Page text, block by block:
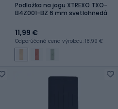
Podložka na jogu XTREXO TXO-
B4Z001-BZ 6 mm svetlohnedá
11,99 €
Odporúčaná cena výrobcu: 18,99 €